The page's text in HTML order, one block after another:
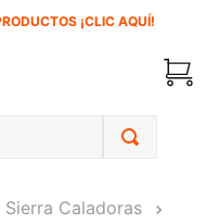
¡CLIC AQUÍ!
Sierra Caladoras